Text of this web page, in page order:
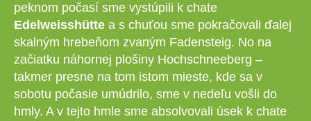
peknom počasí sme vystúpili k chate
Edelweisshütte a s chuťou sme pokračovali ďalej
skalným hrebeňom zvaným Fadensteig. No na
začiatku náhornej plošiny Hochschneeberg –
takmer presne na tom istom mieste, kde sa v
sobotu počasie umúdrilo, sme v nedeľu vošli do
hmly. A v tejto hmle sme absolvovali úsek k chate